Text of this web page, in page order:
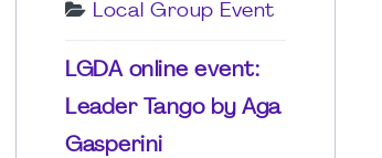
Local Group Event
LGDA online event:
Leader Tango by Aga
Gasperini